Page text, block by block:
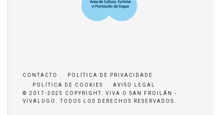
CONTACTO
POLÍTICA DE PRIVACIDADE
POLÍTICA DE COOKIES
AVISO LEGAL
© 2017-2025 COPYRIGHT. VIVA O SAN FROILÁN -
VIVALUGO. TODOS LOS DERECHOS RESERVADOS.